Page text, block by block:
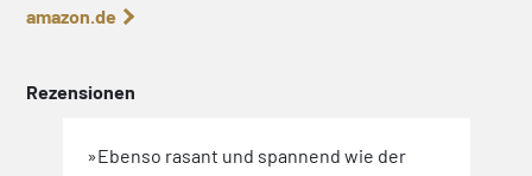
amazon.de
Rezensionen
»Ebenso rasant und spannend wie der